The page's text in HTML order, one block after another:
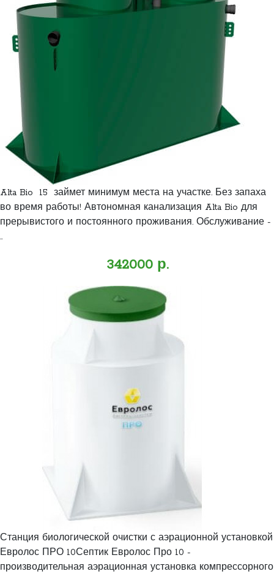
Alta Bio 15 займет минимум места на участке. Без запаха
во время работы! Автономная канализация Alta Bio для
прерывистого и постоянного проживания. Обслуживание -
..
342000 р.
Станция биологической очистки с аэрационной установкой
Евролос ПРО 10Септик Евролос Про 10 -
производительная аэрационная установка компрессорного